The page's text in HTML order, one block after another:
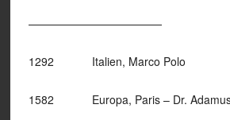
————————————
1292 Italien, Marco Polo
1582 Europa, Paris – Dr. Adamus